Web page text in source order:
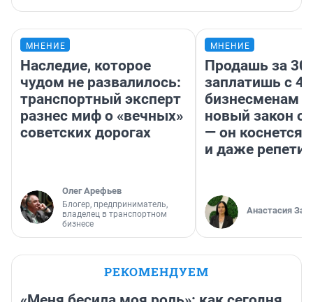
МНЕНИЕ
Наследие, которое
чудом не развалилось:
транспортный эксперт
разнес миф о «вечных»
советских дорогах
Олег Арефьев
Блогер, предприниматель,
владелец в транспортном
бизнесе
МНЕНИЕ
Продашь за
заплатишь с
бизнесменам
новый закон о
— он коснется
и даже
Анастасия
РЕКОМЕНДУЕМ